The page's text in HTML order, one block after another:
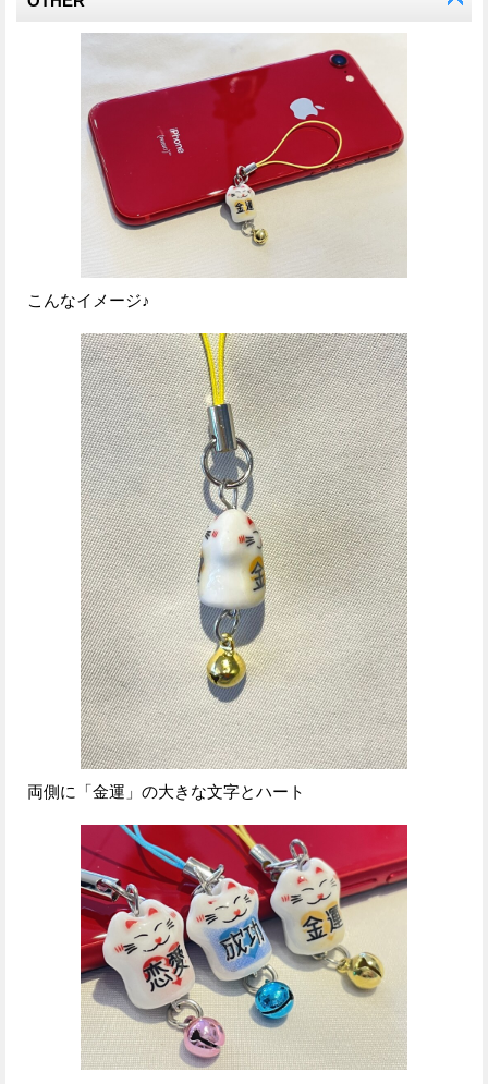
こんなイメージ♪
両側に「金運」の大きな文字とハート